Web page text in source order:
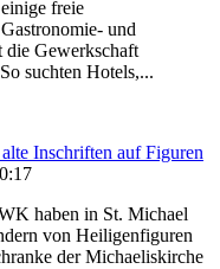
freie
und
die Gewerkschaft
suchten Hotels,...
Inschriften auf Figuren
haben in St. Michael
von Heiligenfiguren
der Michaeliskirche